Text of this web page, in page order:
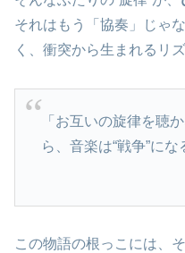
それはもう「協奏」じゃ
く、衝突から生まれるリズ
「お互いの旋律を聴
ら、音楽は“戦争”にな
この物語の根っこには、